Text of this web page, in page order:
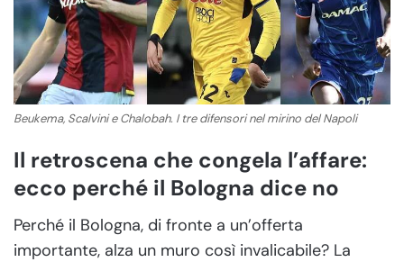
Beukema, Scalvini e Chalobah. I tre difensori nel mirino del Napoli
Il retroscena che congela l’affare:
ecco perché il Bologna dice no
Perché il Bologna, di fronte a un’offerta
importante, alza un muro così invalicabile? La